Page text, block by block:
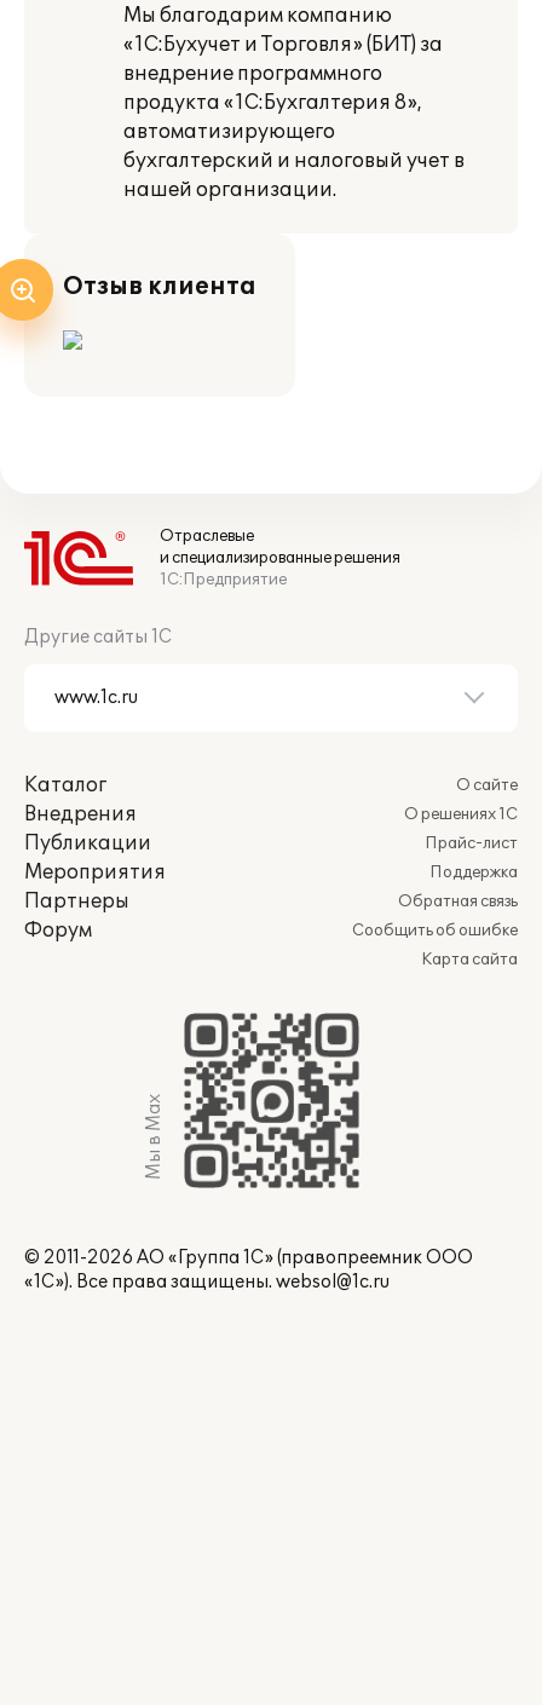
Мы благодарим компанию
«1С:Бухучет и Торговля» (БИТ) за
внедрение программного
продукта «1С:Бухгалтерия 8»,
автоматизирующего
бухгалтерский и налоговый учет в
нашей организации.
Отзыв клиента
Отраслевые
и специализированные решения
1С:Предприятие
Другие сайты 1С
Каталог
Внедрения
Публикации
Мероприятия
Партнеры
Форум
О сайте
О решениях 1С
Прайс-лист
Поддержка
Обратная связь
Сообщить об ошибке
Карта сайта
Мы в Max
© 2011-2026 АО «Группа 1С» (правопреемник ООО
«1С»). Все права защищены. websol@1c.ru